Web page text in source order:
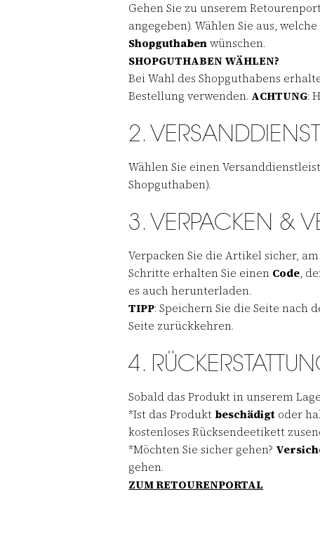
Gehen Sie zu unserem
angegeben). Wählen Sie aus,
Shopguthabenwünschen.
SHOPGUTHABEN WÄHLEN?
Bei Wahl des Shopguthabens
Bestellung verwenden. ACHTUNG:
2.
Wählen Sie einen
Shopguthaben).
3. VERPACKEN &
Verpacken Sie die Artikel sicher,
Schritte erhalten Sie einen Code,
es auch herunterladen.
TIPP: Speichern Sie die Seite nach
Seite zurückkehren.
4.
Sobald das Produkt in unserem
*Ist das Produkt beschädigt oder
kostenloses Rücksendeetikett
*Möchten Sie sicher gehen?
gehen.
ZUM RETOURENPORTAL